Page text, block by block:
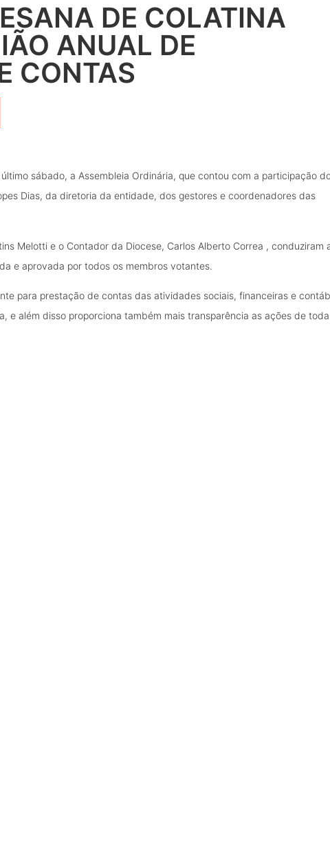
DE COLATINA
ANUAL DE
CONTAS
sábado, a Assembleia Ordinária, que contou com a participação
Dias, da diretoria da entidade, dos gestores e coordenadores das
Melotti e o Contador da Diocese, Carlos Alberto Correa , conduziram
e aprovada por todos os membros votantes.
para prestação de contas das atividades sociais, financeiras e
e além disso proporciona também mais transparência as ações de toda